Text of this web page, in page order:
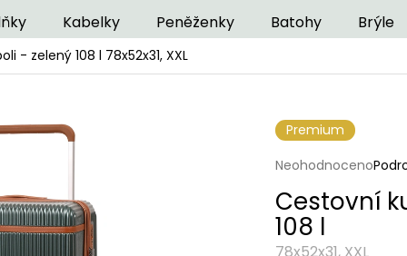
Kabelky Peněženky Batohy Brýle
- zelený 108 l 78x52x31, XXL
Premium
Průměrné
produktu
je
0,0
z
Neohodnoceno
Cestovní
108 l